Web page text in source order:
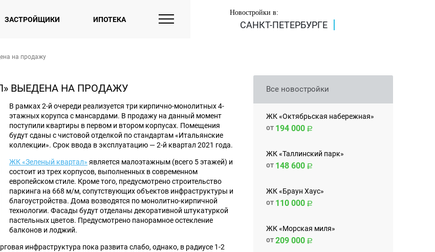
ЗАСТРОЙЩИКИ ИПОТЕКА
Новостройки в:
САНКТ-ПЕТЕРБУРГЕ
на продажу
ВЫЕДЕНА НА ПРОДАЖУ
В рамках 2-й очереди реализуется три кирпично-монолитных 4-
этажных корупса с мансардами. В продажу на данный момент
поступили квартиры в первом и втором корпусах. Помещения
будут сданы с чистовой отделкой по стандартам «Итальянские
коллекции». Срок ввода в эксплуатацию — 2-й квартал 2021 года.
ЖК «Зеленый квартал» является малоэтажным (всего 5 этажей) и
состоит из трех корпусов, выполненных в современном
европейском стиле. Кроме того, предусмотрено строительство
паркинга на 668 м/м, сопутствующих объектов инфраструктуры и
благоустройства. Дома возводятся по монолитно-кирпичной
технологии. Фасады будут отделаны декоративной штукатуркой
пастельных цветов. Предусмотрено панорамное остекление
балконов и лоджий.
инфраструктура пока развита слабо, однако, в радиусе 1-2
Все новостройки
ЖК «Октябрьская набережная»
от 194 000
ЖК «Таллинский парк»
от 148 600
ЖК «Браун Хаус»
от 110 000
ЖК «Морская миля»
от209 000